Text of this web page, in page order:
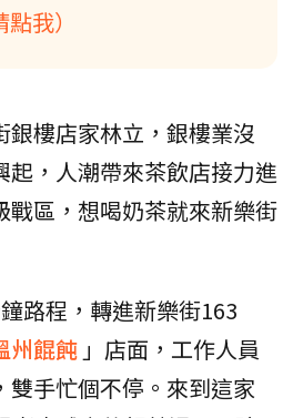
我）
樓店家林立，銀樓業沒
起，人潮帶來茶飲店接力進
戰區，想喝奶茶就來新樂街
路程，轉進新樂街163
州餛飩 」店面，工作人員
雙手忙個不停。來到這家